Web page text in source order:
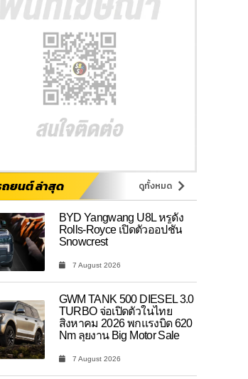
ถยนต์ ล่าสุด ดูทั้งหมด
BYD Yangwang U8L หรูดั่ง
Rolls-Royce เปิดตัวออปชัน
Snowcrest
7 August 2026
GWM TANK 500 DIESEL 3.0
TURBO จ่อเปิดตัวในไทย
สิงหาคม 2026 พกแรงบิด 620
Nm ลุยงาน Big Motor Sale
7 August 2026